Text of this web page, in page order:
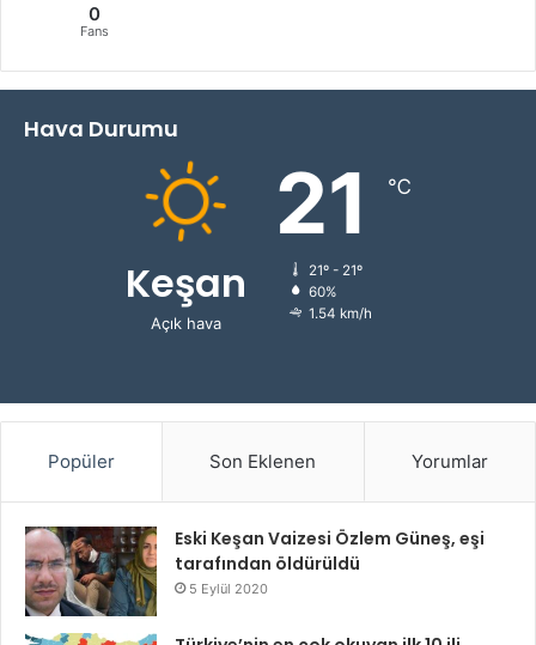
0
Fans
Hava Durumu
Keşan
Açık hava
21 ℃
21º - 21º
60%
1.54 km/h
Popüler Son Eklenen Yorumlar
Eski Keşan Vaizesi Özlem Güneş, eşi
tarafından öldürüldü
5 Eylül 2020